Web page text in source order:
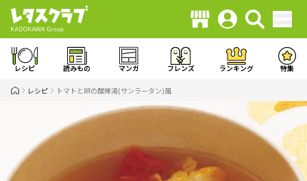
レシピ 読みもの マンガ フレンズ ランキング 特集
レシピ トマトと卵の酸辣湯(サンラータン)風